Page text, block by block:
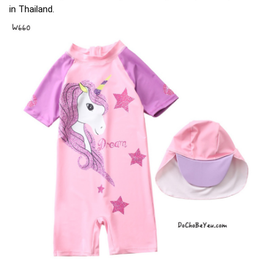
in Thailand.